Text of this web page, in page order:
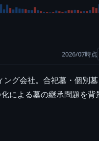
2026/07時点
グ会社。合祀墓・個別
による墓の継承問題を背